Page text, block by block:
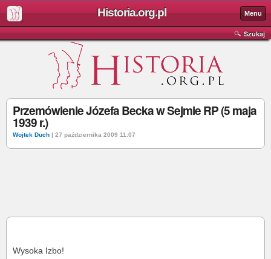
Historia.org.pl Menu
Szukaj
Przemówienie Józefa Becka w Sejmie RP (5 maja
1939 r.)
Wojtek Duch | 27 października 2009 11:07
Wysoka Izbo!